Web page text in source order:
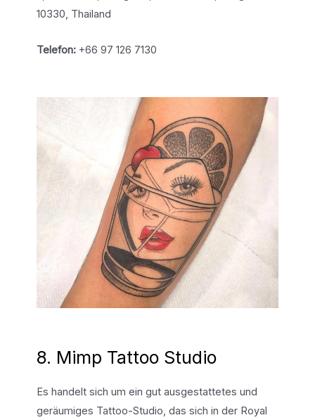
10330, Thailand
Telefon:+66 97 126 7130
8. Mimp Tattoo Studio
Es handelt sich um ein gut ausgestattetes und
geräumiges Tattoo-Studio, das sich in der Royal